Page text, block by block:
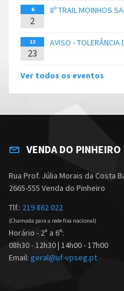
6
2
8º TRAIL MOINHOS
12
23
AVISO - TOLERÂNCIA
Ver todos os eventos
VENDA DO PINHEIRO
Rua Prof. Júlia Morais da Costa
2665-555 Venda do Pinheiro
Tlf.: 219 862 022
(Chamada para a rede fixa nacional)
Horário - 2ª a 6ª:
08h30 - 12h30 | 14h00 - 17h00
Email: geral@uf-vpseg.pt